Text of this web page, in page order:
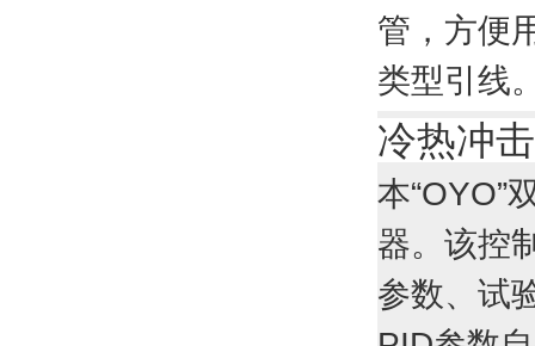
管，方便
类型引线
冷热冲
本“OYO”
器。该控
参数、试